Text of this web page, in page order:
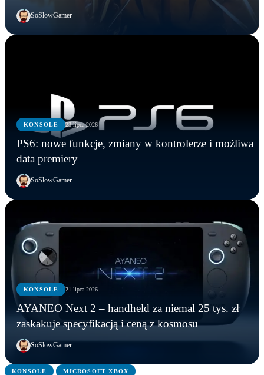
SoSlowGamer
KONSOLE 23 lipca 2026
PS6: nowe funkcje, zmiany w kontrolerze i możliwa
data premiery
SoSlowGamer
KONSOLE 21 lipca 2026
AYANEO Next 2 – handheld za niemal 25 tys. zł
zaskakuje specyfikacją i ceną z kosmosu
SoSlowGamer
KONSOLE
Marvel’s Wolverine z mikrotransakcjami? Tak
wynika z oceny ESRB
KONSOLE
PS6: nowe funkcje, zmiany w kontrolerze i
możliwa data premiery
KONSOLE
AYANEO Next 2 – handheld za niemal 25 tys. zł
zaskakuje specyfikacją i ceną z kosmosu
KONSOLE MICROSOFT XBOX